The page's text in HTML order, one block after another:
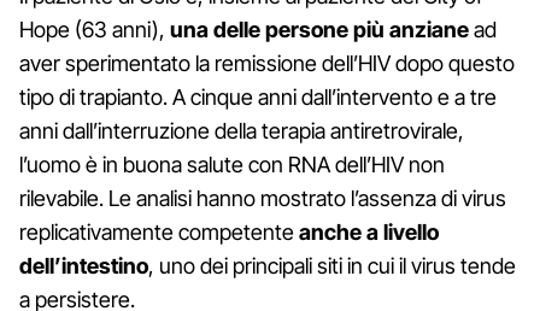
Hope (63 anni), una delle persone più anzianead
aver sperimentato la remissione dell’HIV dopo questo
tipo di trapianto. A cinque anni dall’intervento e a tre
anni dall’interruzione della terapia antiretrovirale,
l’uomo è in buona salute con RNA dell’HIV non
rilevabile. Le analisi hanno mostrato l’assenza di virus
replicativamente competenteanche a livello
dell’intestino, uno dei principali siti in cui il virus tende
a persistere.